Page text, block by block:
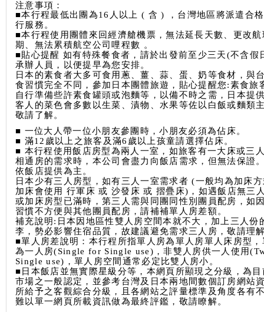
注意事項：
■本行程最低出團為16人以上 ( 含 ) ，台灣地區將派遣合
行服務。
■本行程使用團體來回經濟艙機票，無法延長天數、更改
期、無法累積航空公司哩程數 。
■貼心提醒 如有特殊餐食者，請於出發前至少三天(不含假
承辦人員，以便提早為您安排。
日本的素食者大多可食用蔥、薑、蒜、蛋、奶等食材，與
食習慣完全不同，參加日本團體旅遊，貼心提醒您:素食旅
自行準備些許素食罐頭或泡麵等，以備不時之需，日本提
客人的菜色會多數以生菜、漬物、水果等佐以白飯或麵類
敬請了解。
■ 一位大人帶一位小朋友參團時，小朋友必須為佔床。
■ 滿12歲以上之旅客及滿6歲以上孩童請選擇佔床。
■ 本行程使用飯店房型為兩人一室，如旅客有一大床或三
相通房的需求時，本公司會盡力向飯店需求，但無法保證
依飯店提供為主。
日本少有三人房型，如有三人一室需求者 (一般均為加床
加床會使用 行軍床 或 沙發床 或 摺疊床)，如遇飯店無三
或加床房型已滿時，第三人需與同團同性別團員配房，如
習慣不方便與其他團員配房，請補補單人房差額。
補充說明:日本因地區性雙人房空間本就不大，加上三人份
李，勢必影響住宿品質，故建議避免需求三人房，敬請理
■單人房差說明：本行程所指單人房為單人房單人床房型，
為一人房(Single for Single use)，非雙人房供一人使用
Single use)，單人房空間通常必定比雙人房小。
■日本飯店並無實際星級分等，本網頁所顯現之分級，為目
市場之一般認定，並參考台灣及日本兩地間數個訂房網站
所給予之客觀綜合分級，且各網站之評量標準及角度各有
難以單一網頁所載資訊做為最終評鑑，敬請瞭解。